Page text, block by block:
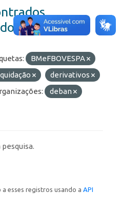
BMeFBOVESPA
derivativos
deban
esses registros usando a API